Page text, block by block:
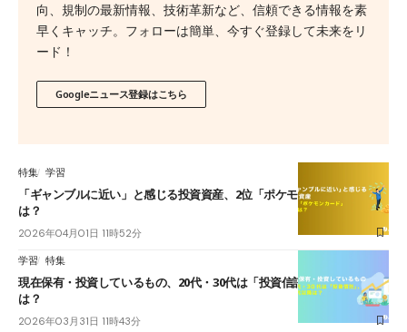
向、規制の最新情報、技術革新など、信頼できる情報を素
早くキャッチ。フォローは簡単、今すぐ登録して未来をリ
ード！
Googleニュース登録はこちら
特集 学習
「ギャンブルに近い」と感じる投資資産、2位「ポケモンカード」1位
は？
2026年04月01日 11時52分
学習 特集
現在保有・投資しているもの、20代・30代は「投資信託」、40代以降
は？
2026年03月31日 11時43分